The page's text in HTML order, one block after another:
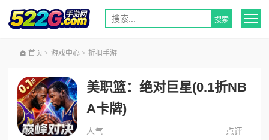
首页 > 游戏中心 > 折扣手游
美职篮：绝对巨星(0.1折NB
A卡牌)
人气 点评